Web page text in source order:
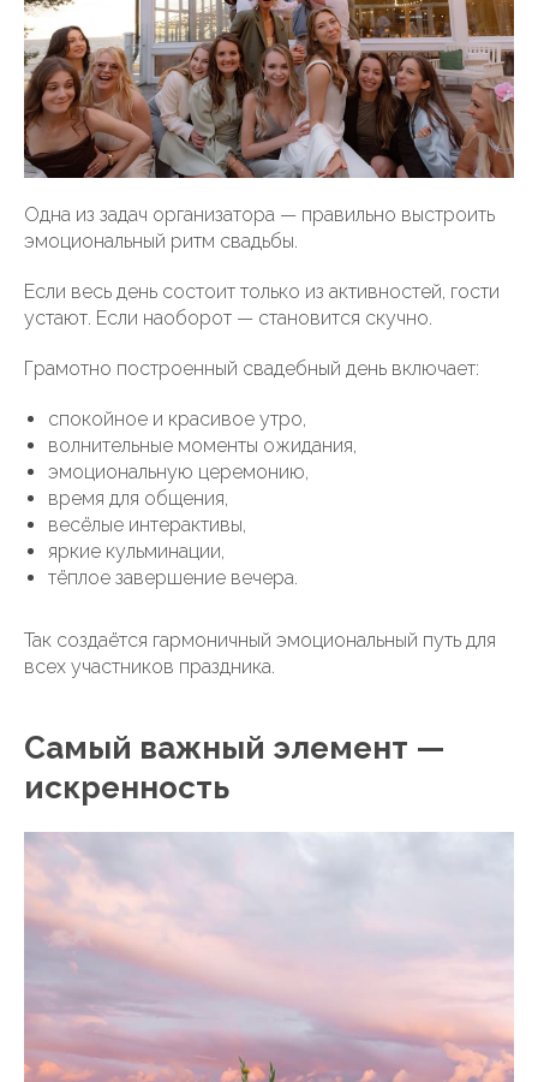
Одна из задач организатора — правильно выстроить
эмоциональный ритм свадьбы.
Если весь день состоит только из активностей, гости
устают. Если наоборот — становится скучно.
Грамотно построенный свадебный день включает:
спокойное и красивое утро,
волнительные моменты ожидания,
эмоциональную церемонию,
время для общения,
весёлые интерактивы,
яркие кульминации,
тёплое завершение вечера.
Так создаётся гармоничный эмоциональный путь для
всех участников праздника.
Самый важный элемент —
искренность